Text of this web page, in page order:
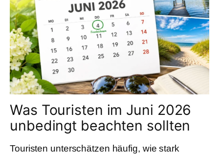
Was Touristen im Juni 2026
unbedingt beachten sollten
Touristen unterschätzen häufig, wie stark